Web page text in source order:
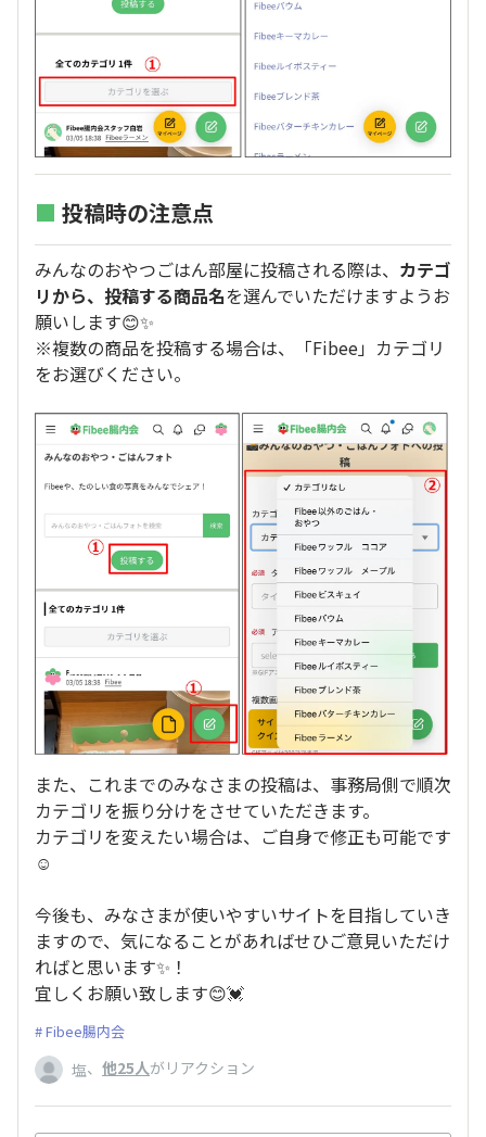
■ 投稿時の注意点
みんなのおやつごはん部屋に投稿される際は、 カテゴ
リから、投稿する商品名を選んでいただけますようお
願いします😊✨
※複数の商品を投稿する場合は、「Fibee」カテゴリ
をお選びください。
また、これまでのみなさまの投稿は、事務局側で順次
カテゴリを振り分けをさせていただきます。
カテゴリを変えたい場合は、ご自身で修正も可能です
☺️
今後も、みなさまが使いやすいサイトを目指していき
ますので、気になることがあればせひご意見いただけ
ればと思います✨！
宜しくお願い致します😊💓
Fibee腸内会
塩、 他25人がリアクション